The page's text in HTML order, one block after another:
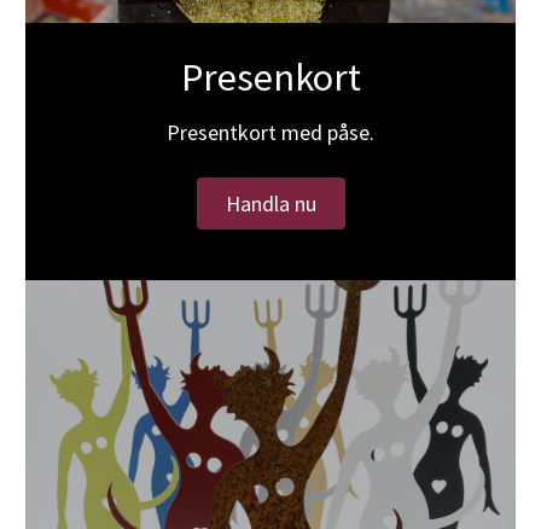
Presenkort
Presentkort med påse.
Handla nu